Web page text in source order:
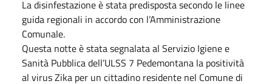
La disinfestazione è stata predisposta secondo le linee
guida regionali in accordo con l’Amministrazione
Comunale.
Questa notte è stata segnalata al Servizio Igiene e
Sanità Pubblica dell’ULSS 7 Pedemontana la positività
al virus Zika per un cittadino residente nel Comune di